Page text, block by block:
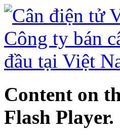
Content on
Flash Player.